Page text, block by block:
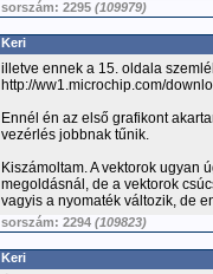
sorszám: 2295 (109979)
Keri
illetve ennek a 15. oldala
http://ww1.microchip.com/
Ennél én az első grafikont
vezérlés jobbnak tűnik.
Kiszámoltam. A vektorok ugyan
megoldásnál, de a vektorok
vagyis a nyomaték változik, de
sorszám: 2294 (109823)
Keri